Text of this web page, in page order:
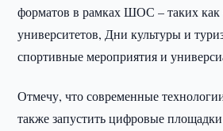
форматов в рамках ШОС – таких
университетов, Дни культуры и
спортивные мероприятия и
Отмечу, что современные
также запустить цифровые